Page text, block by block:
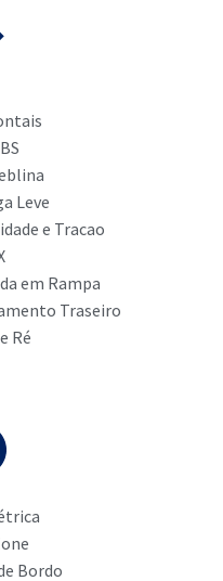
Leve
e Tracao
em Rampa
Traseiro
Ré
Bordo